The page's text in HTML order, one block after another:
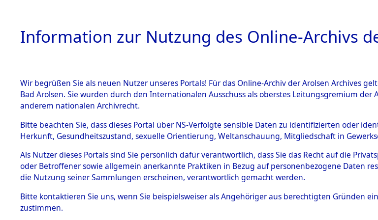
HOME BESTANDSBESCHREIBUNG ARCHIVALE
BESTÄNDE
Inhaftierungsdoku
mente
5. Verschiedenes
Todesmärsche
5.3.1 Alliierte
Ermittlung des Ablaufs und
Evakuierungsmärschen, die
Toter aus
Fehlanzeigen→0001
Information zur Nutzung des Online-Archivs
Wir begrüßen Sie als neuen Nutzer unseres Portals! Für das Online-Archiv der Arolsen Archives
Bad Arolsen. Sie wurden durch den Internationalen Ausschuss als oberstes Leitungsgremium
anderem nationalen Archivrecht.
Bitte beachten Sie, dass dieses Portal über NS-Verfolgte sensible Daten zu identifizierten oder
Herkunft, Gesundheitszustand, sexuelle Orientierung, Weltanschauung, Mitgliedschaft in
Als Nutzer dieses Portals sind Sie persönlich dafür verantwortlich, dass Sie das Recht auf die
oder Betroffener sowie allgemein anerkannte Praktiken in Bezug auf personenbezogene Daten
die Nutzung seiner Sammlungen erscheinen, verantwortlich gemacht werden.
Bitte kontaktieren Sie uns, wenn Sie beispielsweiser als Angehöriger aus berechtigten Gründen
zustimmen.